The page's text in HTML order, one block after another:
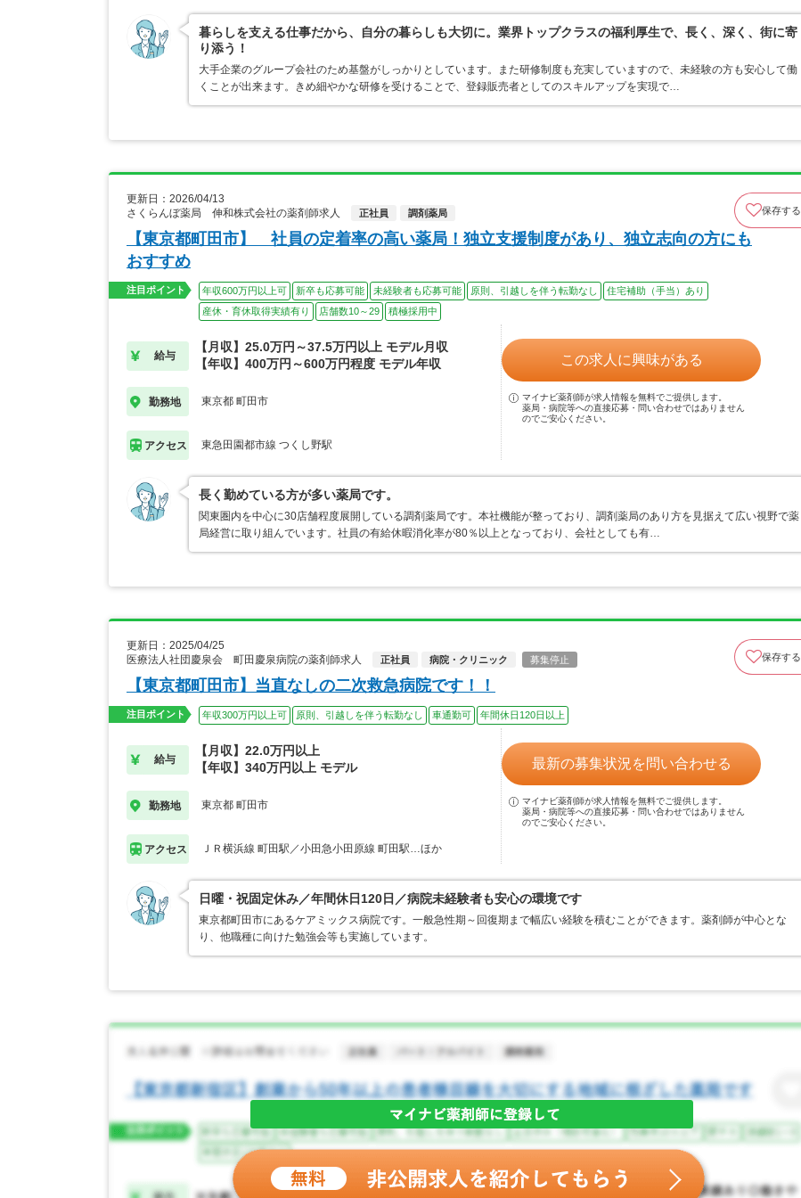
暮らしを支える仕事だから、自分の暮らしも大切に。業界トップクラスの福利厚生で、長く、深く、街に寄
り添う！
大手企業のグループ会社のため基盤がしっかりとしています。また研修制度も充実していますので、未経験の方も安心して働
くことが出来ます。きめ細やかな研修を受けることで、登録販売者としてのスキルアップを実現で…
更新日：2026/04/13
さくらんぼ薬局 伸和株式会社の薬剤師求人
正社員 調剤薬局 保存する
【東京都町田市】 社員の定着率の高い薬局！独立支援制度があり、独立志向の方にも
おすすめ
注目ポイント 年収600万円以上可 新卒も応募可能 未経験者も応募可能 原則、引越しを伴う転勤なし
住宅補助（手当）あり
産休・育休取得実績有り
店舗数10～29 積極採用中
給与
【月収】25.0万円～37.5万円以上 モデル月収
【年収】400万円～600万円程度 モデル年収
勤務地 東京都 町田市
アクセス 東急田園都市線 つくし野駅
この求人に興味がある
マイナビ薬剤師が求人情報を無料でご提供します。
薬局・病院等への直接応募・問い合わせではありません
のでご安心ください。
長く勤めている方が多い薬局です。
関東圏内を中心に30店舗程度展開している調剤薬局です。本社機能が整っており、調剤薬局のあり方を見据えて広い視野で薬
局経営に取り組んでいます。社員の有給休暇消化率が80％以上となっており、会社としても有…
更新日：2025/04/25
医療法人社団慶泉会 町田慶泉病院の薬剤師求人
正社員 病院・クリニック 募集停止 保存する
【東京都町田市】当直なしの二次救急病院です！！
注目ポイント 年収300万円以上可 原則、引越しを伴う転勤なし 車通勤可 年間休日120日以上
給与
【月収】22.0万円以上
【年収】340万円以上 モデル
勤務地 東京都 町田市
アクセス ＪＲ横浜線 町田駅／小田急小田原線 町田駅…ほか
最新の募集状況を問い合わせる
マイナビ薬剤師が求人情報を無料でご提供します。
薬局・病院等への直接応募・問い合わせではありません
のでご安心ください。
日曜・祝固定休み／年間休日120日／病院未経験者も安心の環境です
東京都町田市にあるケアミックス病院です。一般急性期～回復期まで幅広い経験を積むことができます。薬剤師が中心とな
り、他職種に向けた勉強会等も実施しています。